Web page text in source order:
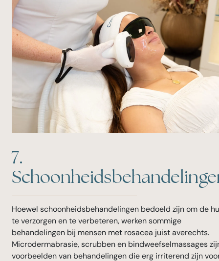
7.
Hoewel schoonheidsbehandelingen bedoeld zijn om de
te verzorgen en te verbeteren, werken sommige
behandelingen bij mensen met rosacea juist averechts.
Microdermabrasie, scrubben en bindweefselmassages
voorbeelden van behandelingen die erg irriterend zijn